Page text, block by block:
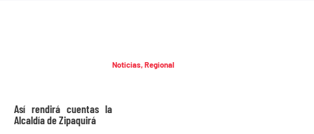
Noticias,Regional
Así rendirá cuentas la
Alcaldía de Zipaquirá